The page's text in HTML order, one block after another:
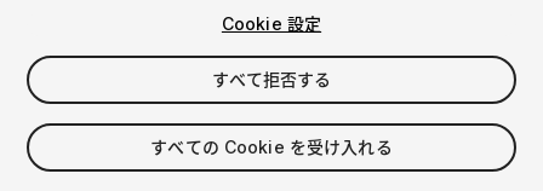
$4.99
Cookie 設定
すべて拒否する
すべての Cookie を受け入れる